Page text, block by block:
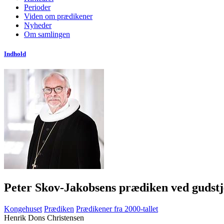
Perioder
Viden om prædikener
Nyheder
Om samlingen
Indhold
Peter Skov-Jakobsens prædiken ved
Kongehuset Prædiken Prædikener fra 2000-tallet
Henrik Dons Christensen